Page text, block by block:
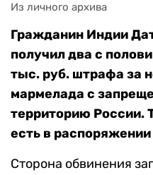
Из личного архива
Гражданин Индии
получил два с
тыс. руб. штрафа за
мармелада с
территорию России.
есть в распоряжении
Сторона обвинения